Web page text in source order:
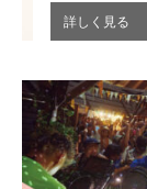
詳しく見る